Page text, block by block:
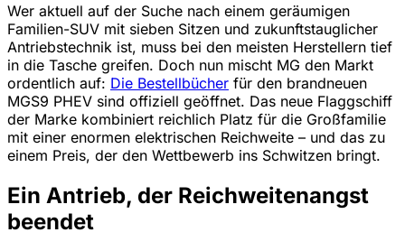
Wer aktuell auf der Suche nach einem geräumigen
Familien-SUV mit sieben Sitzen und zukunftstauglicher
Antriebstechnik ist, muss bei den meisten Herstellern tief
in die Tasche greifen. Doch nun mischt MG den Markt
ordentlich auf: Die Bestellbücher für den brandneuen
MGS9 PHEV sind offiziell geöffnet. Das neue Flaggschiff
der Marke kombiniert reichlich Platz für die Großfamilie
mit einer enormen elektrischen Reichweite – und das zu
einem Preis, der den Wettbewerb ins Schwitzen bringt.
Ein Antrieb, der Reichweitenangst
beendet